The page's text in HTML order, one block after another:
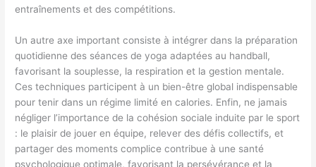
entraînements et des compétitions.
Un autre axe important consiste à intégrer dans la préparation
quotidienne des séances de yoga adaptées au handball,
favorisant la souplesse, la respiration et la gestion mentale.
Ces techniques participent à un bien-être global indispensable
pour tenir dans un régime limité en calories. Enfin, ne jamais
négliger l’importance de la cohésion sociale induite par le sport
: le plaisir de jouer en équipe, relever des défis collectifs, et
partager des moments complice contribue à une santé
psychologique optimale, favorisant la persévérance et la